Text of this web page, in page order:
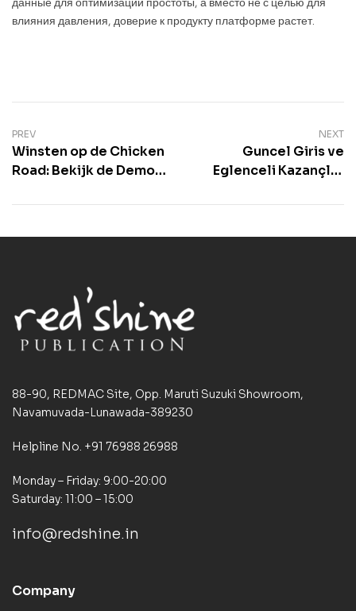
влияния давления, доверие к продукту платформе растет.
PREV
Winsten op de Chicken
Road: Bekijk de Demo
Nederland
NEXT
Guncel Giris ve
Eglenceli Kazançlar
88-90, REDMAC Site, Opp. Maruti Suzuki Showroom,
Navamuvada-Lunawada-389230
Helpline No. +91 76988 26988
Monday – Friday: 9:00-20:00
Saturday: 11:00 – 15:00
info@redshine.in
Company